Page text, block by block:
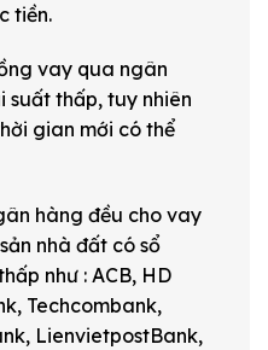
tiền.
vay qua ngân
suất thấp, tuy nhiên
gian mới có thể
hàng đều cho vay
nhà đất có sổ
như : ACB, HD
Techcombank,
LienvietpostBank,